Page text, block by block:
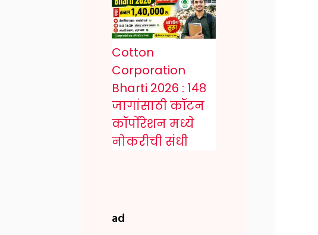
Cotton
Corporation
Bharti 2026 : १४८
जागांसाठी कॉटन
कॉर्पोरेशन मध्ये
नोकरीची संधी
ad